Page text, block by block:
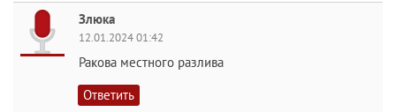
Злюка
12.01.2024 01:42
Ракова местного разлива
Ответить